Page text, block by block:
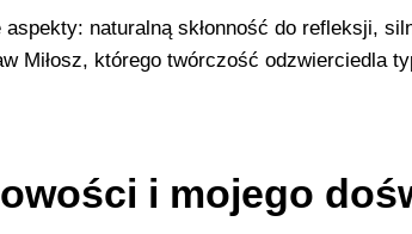
naturalną skłonność do refleksji,
Miłosz, którego twórczość odzwierciedla
i mojego